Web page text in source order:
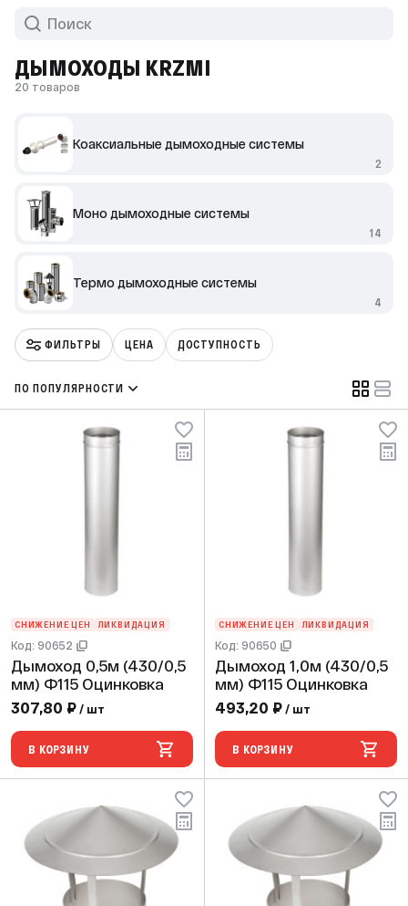
ДЫМОХОДЫ KRZMI
20 товаров
Коаксиальные дымоходные системы
2
Моно дымоходные системы
14
Термо дымоходные системы
4
ФИЛЬТРЫ ЦЕНА ДОСТУПНОСТЬ
ПО ПОПУЛЯРНОСТИ
СНИЖЕНИЕ ЦЕН ЛИКВИДАЦИЯ
Код: 90652
Дымоход 0,5м (430/0,5
мм) Ф115 Оцинковка
307,80 ₽ / шт
В КОРЗИНУ
СНИЖЕНИЕ ЦЕН ЛИКВИДАЦИЯ
Код: 90650
Дымоход 1,0м (430/0,5
мм) Ф115 Оцинковка
493,20 ₽ / шт
В КОРЗИНУ